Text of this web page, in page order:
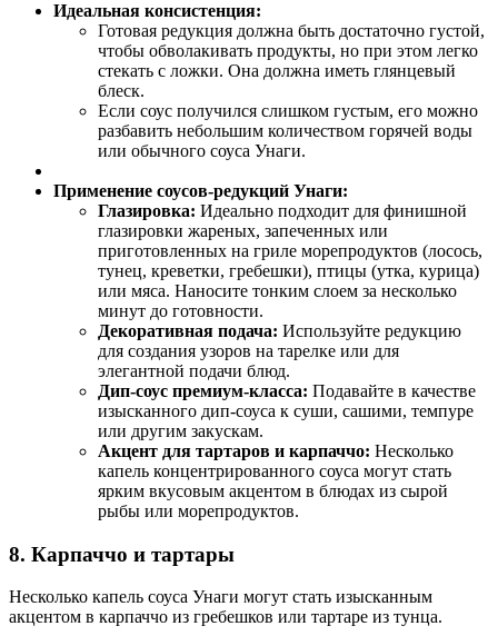
Идеальная консистенция:
Готовая редукция должна быть достаточно густой,
чтобы обволакивать продукты, но при этом легко
стекать с ложки. Она должна иметь глянцевый
блеск.
Если соус получился слишком густым, его можно
разбавить небольшим количеством горячей воды
или обычного соуса Унаги.
Применение соусов-редукций Унаги:
Глазировка: Идеально подходит для финишной
глазировки жареных, запеченных или
приготовленных на гриле морепродуктов (лосось,
тунец, креветки, гребешки), птицы (утка, курица)
или мяса. Наносите тонким слоем за несколько
минут до готовности.
Декоративная подача: Используйте редукцию
для создания узоров на тарелке или для
элегантной подачи блюд.
Дип-соус премиум-класса: Подавайте в качестве
изысканного дип-соуса к суши, сашими, темпуре
или другим закускам.
Акцент для тартаров и карпаччо: Несколько
капель концентрированного соуса могут стать
ярким вкусовым акцентом в блюдах из сырой
рыбы или морепродуктов.
8. Карпаччо и тартары
Несколько капель соуса Унаги могут стать изысканным
акцентом в карпаччо из гребешков или тартаре из тунца.